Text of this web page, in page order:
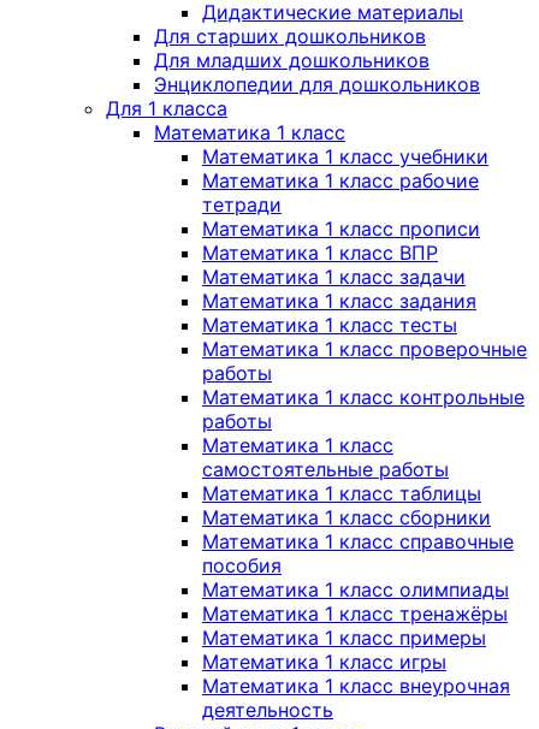
Дидактические материалы
Для старших дошкольников
Для младших дошкольников
Энциклопедии для дошкольников
Для 1 класса
Математика 1 класс
Математика 1 класс учебники
Математика 1 класс рабочие
тетради
Математика 1 класс прописи
Математика 1 класс ВПР
Математика 1 класс задачи
Математика 1 класс задания
Математика 1 класс тесты
Математика 1 класс проверочные
работы
Математика 1 класс контрольные
работы
Математика 1 класс
самостоятельные работы
Математика 1 класс таблицы
Математика 1 класс сборники
Математика 1 класс справочные
пособия
Математика 1 класс олимпиады
Математика 1 класс тренажёры
Математика 1 класс примеры
Математика 1 класс игры
Математика 1 класс внеурочная
деятельность